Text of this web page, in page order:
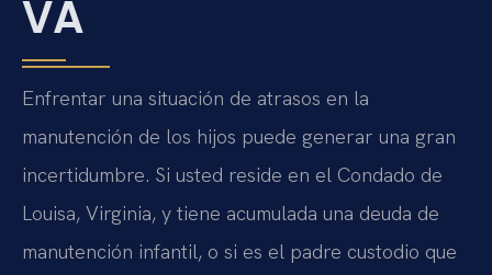
VA
Enfrentar una situación de atrasos en la
manutención de los hijos puede generar una gran
incertidumbre. Si usted reside en el Condado de
Louisa, Virginia, y tiene acumulada una deuda de
manutención infantil, o si es el padre custodio que